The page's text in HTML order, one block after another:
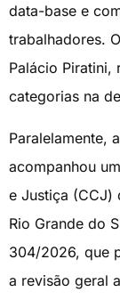
data-base e
trabalhadores.
Palácio Piratini,
categorias na
Paralelamente,
acompanhou
e Justiça (CCJ)
Rio Grande do
304/2026, que
a revisão geral